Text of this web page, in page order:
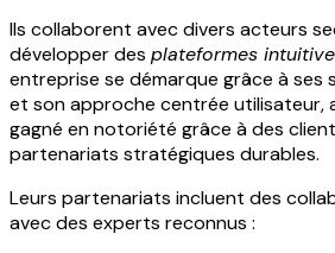
Ils collaborent avec divers acteurs
développer des plateformes
entreprise se démarque grâce à ses
et son approche centrée utilisateur,
gagné en notoriété grâce à des
partenariats stratégiques durables.
Leurs partenariats incluent des
avec des experts reconnus :